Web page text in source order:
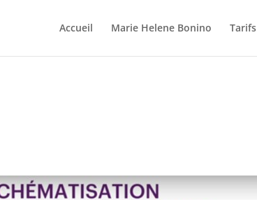
Accueil Marie Helene Bonino Tarifs